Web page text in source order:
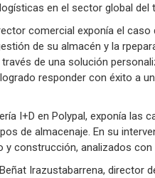
en el sector global del
comercial exponía el
de su almacén y la
de una solución
responder con éxito a
I+D en Polypal, exponía las
de almacenaje. En su
construcción, analizados con
Irazustabarrena, director